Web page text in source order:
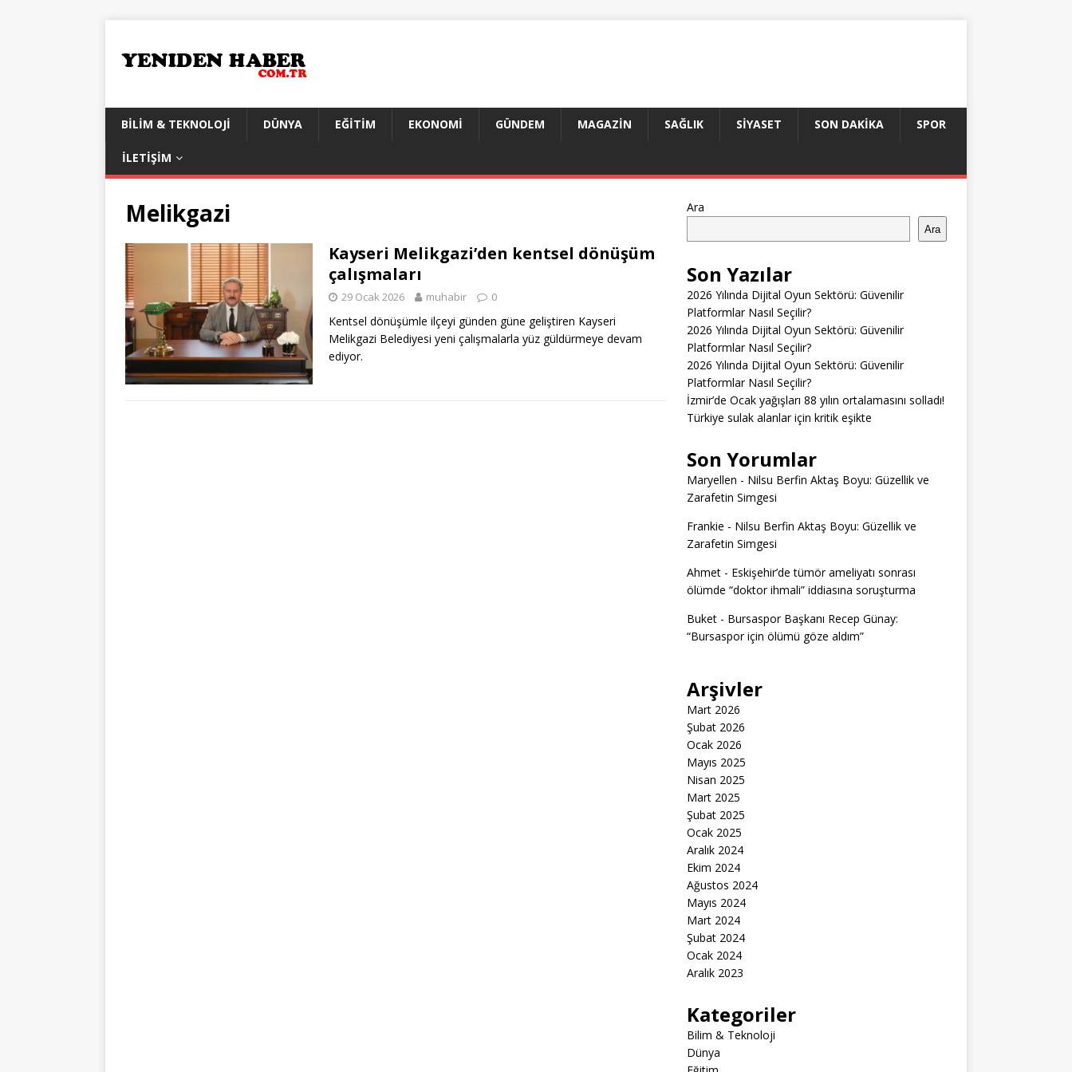
BILIM & TEKNOLOJI DÜNYA EĞITIM EKONOMI GÜNDEM MAGAZIN SAĞLIK SIYASET SON DAKIKA SPOR
İLETIŞIM
Melikgazi
Kayseri Melikgazi’den kentsel dönüşüm
çalışmaları
29 Ocak 2026 muhabir 0
Kentsel dönüşümle ilçeyi günden güne geliştiren Kayseri
Melikgazi Belediyesi yeni çalışmalarla yüz güldürmeye devam
ediyor.
Ara
Ara
Son Yazılar
2026 Yılında Dijital Oyun Sektörü: Güvenilir
Platformlar Nasıl Seçilir?
2026 Yılında Dijital Oyun Sektörü: Güvenilir
Platformlar Nasıl Seçilir?
2026 Yılında Dijital Oyun Sektörü: Güvenilir
Platformlar Nasıl Seçilir?
İzmir’de Ocak yağışları 88 yılın ortalamasını solladı!
Türkiye sulak alanlar için kritik eşikte
Son Yorumlar
Maryellen - Nilsu Berfin Aktaş Boyu: Güzellik ve
Zarafetin Simgesi
Frankie - Nilsu Berfin Aktaş Boyu: Güzellik ve
Zarafetin Simgesi
Ahmet- Eskişehir’de tümör ameliyatı sonrası
ölümde “doktor ihmali” iddiasına soruşturma
Buket- Bursaspor Başkanı Recep Günay:
“Bursaspor için ölümü göze aldım”
Arşivler
Mart 2026
Şubat 2026
Ocak 2026
Mayıs 2025
Nisan 2025
Mart 2025
Şubat 2025
Ocak 2025
Aralık 2024
Ekim 2024
Ağustos 2024
Mayıs 2024
Mart 2024
Şubat 2024
Ocak 2024
Aralık 2023
Kategoriler
Bilim & Teknoloji
Dünya